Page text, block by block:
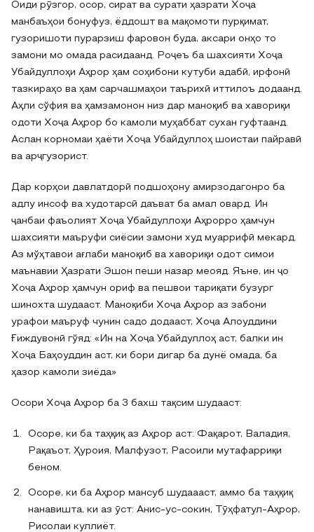
Оиди рӯзгор, осор, сират ва сурати ҳазрати Хоҷа
манбаъҳои бонуфуз, ёддошт ва мақомоти пурқимат,
гузоришоти пурарзиш фаровон буда, аксари онҳо то
замони мо омада расидаанд. Роҷеъ ба шахсияти Хоҷа
Убайдуллоҳи Аҳрор ҳам соҳибони кутуби адабӣ, ирфонӣ
тазкираҳо ва ҳам сарчашмаҳои таърихӣ иттилоъ додаанд.
Аҳли сўфия ва ҳамзамонон низ дар маноқиб ва хавориқи
одоти Хоҷа Аҳрор бо камоли муҳаббат сухан гуфтаанд.
Аслан корномаи ҳаёти Хоҷа Убайдуллоҳ шоистаи пайравӣ
ва арҷгузорист.
Дар корҳои давлатдорӣ подшоҳону амирзодагонро ба
адлу инсоф ва худотарсӣ даъват ба амал овард. Ин
ҷанбаи фаъолият Хоҷа Убайдуллоҳи Аҳрорро ҳамчун
шахсияти маъруфи сиёсии замони худ муаррифӣ мекард.
Аз мўҳтавои ағлаби маноқиб ва хавориқи одот симои
маънавии Ҳазрати Эшон пеши назар меояд. Яъне, ин ҷо
Хоҷа Аҳрор ҳамчун ориф ва пешвои тариқати бузург
шинохта шудааст. Маноқиби Хоҷа Аҳрор аз забони
урафои маъруф чунин садо додааст, Хоҷа Алоуддини
Ғиждувонӣ гўяд: «Ин на Хоҷа Убайдуллоҳ аст, балки ин
Хоҷа Баҳоуддин аст, ки бори дигар ба дунё омада, ба
ҳазор камоли зиёда»
Осори Хоҷа Аҳрор ба 3 бахш тақсим шудааст:
Осоре, ки ба таҳқиқ аз Аҳрор аст: Фақарот, Валадия,
Рақаъот, Ҳуроия, Малфузот, Расоили мутафарриқи
беном.
Осоре, ки ба Аҳрор мансуб шудаааст, аммо ба таҳқиқ
нанавишта, ки аз ӯст: Анис-ус-сокин, Тӯҳфатул-Аҳрор,
Рисолаи куллиёт.